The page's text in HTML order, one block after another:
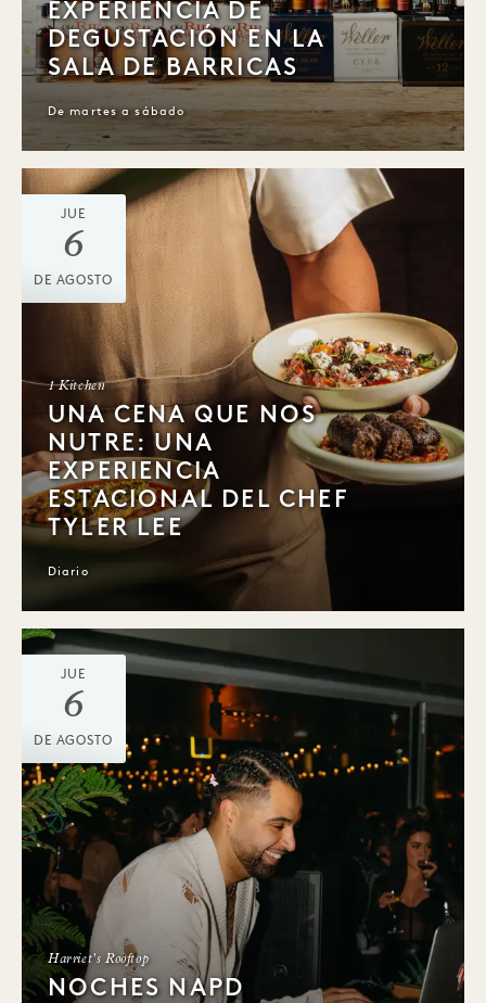
EXPERIENCIA DE
DEGUSTACIÓN EN LA
SALA DE BARRICAS
De martes a sábado
JUE
6
DE AGOSTO
1 Kitchen
UNA CENA QUE NOS
NUTRE: UNA
EXPERIENCIA
ESTACIONAL DEL CHEF
TYLER LEE
Diario
JUE
6
DE AGOSTO
Harriet's Rooftop
NOCHES NAPD